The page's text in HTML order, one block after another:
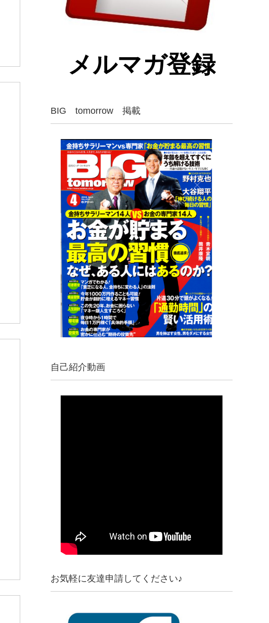
メルマガ登録
BIG tomorrow 掲載
自己紹介動画
お気軽に友達申請してください♪